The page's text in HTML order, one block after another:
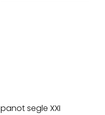
panot segle XXI